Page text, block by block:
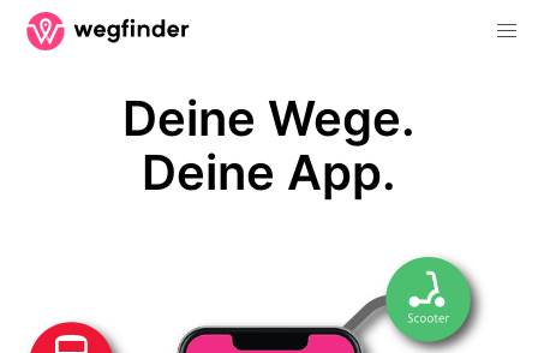
Deine Wege.
Deine App.